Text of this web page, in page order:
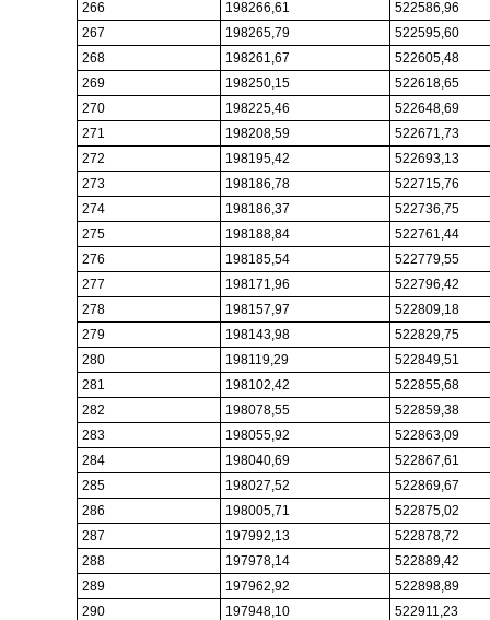
266
198266,61
522586,96
267
198265,79
522595,60
268
198261,67
522605,48
269
198250,15
522618,65
270
198225,46
522648,69
271
198208,59
522671,73
272
198195,42
522693,13
273
198186,78
522715,76
274
198186,37
522736,75
275
198188,84
522761,44
276
198185,54
522779,55
277
198171,96
522796,42
278
198157,97
522809,18
279
198143,98
522829,75
280
198119,29
522849,51
281
198102,42
522855,68
282
198078,55
522859,38
283
198055,92
522863,09
284
198040,69
522867,61
285
198027,52
522869,67
286
198005,71
522875,02
287
197992,13
522878,72
288
197978,14
522889,42
289
197962,92
522898,89
290
197948,10
522911,23